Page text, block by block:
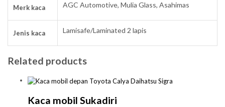
Merk kaca AGC Automotive, Mulia Glass, Asahimas
Jenis kaca Lamisafe/Laminated 2 lapis
Related products
Kaca mobil Sukadiri